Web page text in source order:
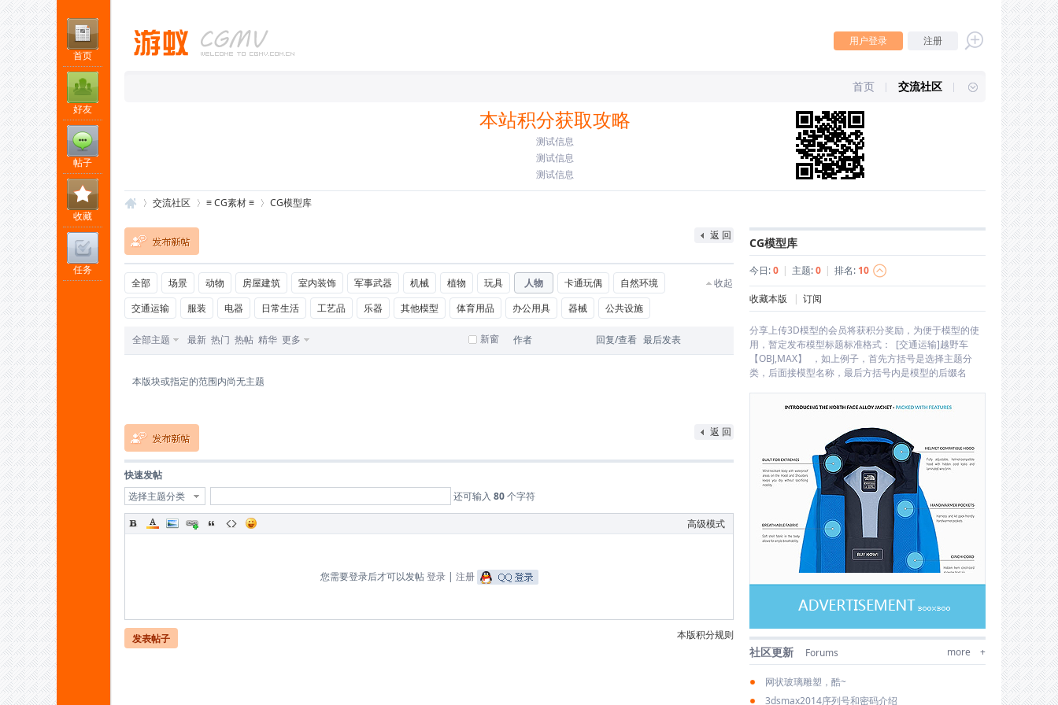
首页
好友
帖子
收藏
任务
注册
用户登录
首页 交流社区
本站积分获取攻略
测试信息
测试信息
测试信息
游
蚁
»
交流社区
›
≡ CG素材 ≡
›
CG模型库
返 回
收起
全部 场景 动物 房屋建筑 室内装饰 军事武器 机械 植物 玩具 人物 卡通玩偶
自然环境
交通运输
服装 电器 日常生活 工艺品 乐器 其他模型 体育用品 办公用具 器械 公共设施
新窗
全部主题 最新 热门 热帖 精华 更多 作者 回复/查看 最后发表
本版块或指定的范围内尚无主题
返 回
快速发帖
选择主题分类
还可输入 80个字符
高级模式
您需要登录后才可以发帖登录| 注册
本版积分规则
发表帖子
CG模型库
今日:0 | 主题:0 | 排名: 10
收藏本版 | 订阅
分享上传3D模型的会员将获积分奖励，为便于模型的使
用，暂定发布模型标题标准格式： [交通运输]越野车
【OBJ,MAX】 ，如上例子，首先方括号是选择主题分
类，后面接模型名称，最后方括号内是模型的后缀名
more +
社区更新 Forums
网状玻璃雕塑，酷~
3dsmax2014序列号和密码介绍